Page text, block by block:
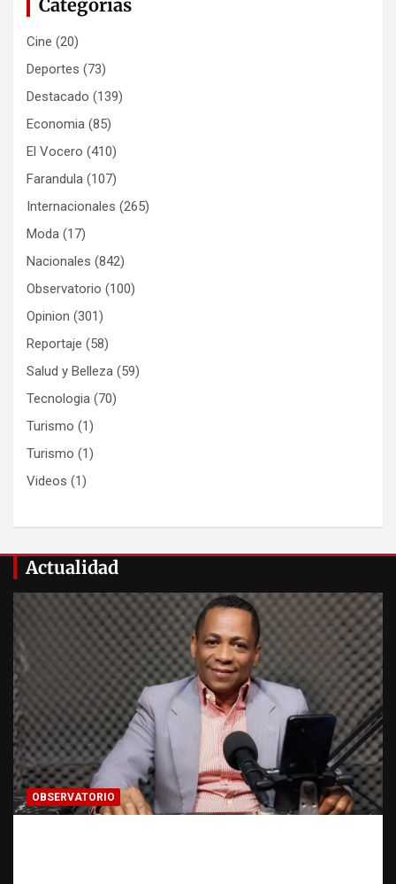
Categorias
Cine (20)
Deportes (73)
Destacado (139)
Economia (85)
El Vocero (410)
Farandula (107)
Internacionales (265)
Moda (17)
Nacionales (842)
Observatorio (100)
Opinion (301)
Reportaje (58)
Salud y Belleza (59)
Tecnologia (70)
Turismo (1)
Turismo (1)
Videos (1)
Actualidad
OBSERVATORIO